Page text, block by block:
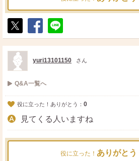
ポ
ス
ト
シ
ェ
送
る
yuri13101150 さん
Q&A一覧へ
役に立った！ありがとう： 0
見てくる人いますね
役に立った！ ありがとう